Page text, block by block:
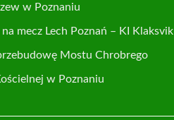
w Poznaniu
mecz Lech Poznań – KI Klaksvik
Mostu Chrobrego
w Poznaniu